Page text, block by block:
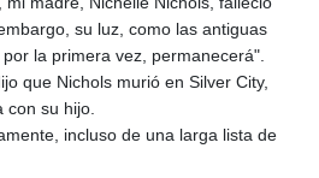
su luz, como las antiguas
la primera vez, permanecerá".
que Nichols murió en Silver City,
con su hijo.
incluso de una larga lista de